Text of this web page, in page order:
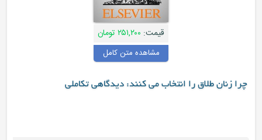
قیمت:۲۵۱,۲۰۰ تومان
مشاهده متن کامل
چرا زنان طلاق را انتخاب می کنند: دیدگاهی تکاملی